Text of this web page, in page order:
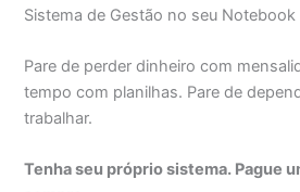
Sistema de Gestão no seu Notebook
Pare de perder dinheiro com
tempo com planilhas. Pare de
trabalhar.
Tenha seu próprio sistema. Pague